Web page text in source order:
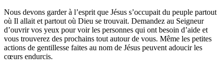
Nous devons garder à l’esprit que Jésus s’occupait du peuple partout
où Il allait et partout où Dieu se trouvait. Demandez au Seigneur
d’ouvrir vos yeux pour voir les personnes qui ont besoin d’aide et
vous trouverez des prochains tout autour de vous. Même les petites
actions de gentillesse faites au nom de Jésus peuvent adoucir les
cœurs endurcis.